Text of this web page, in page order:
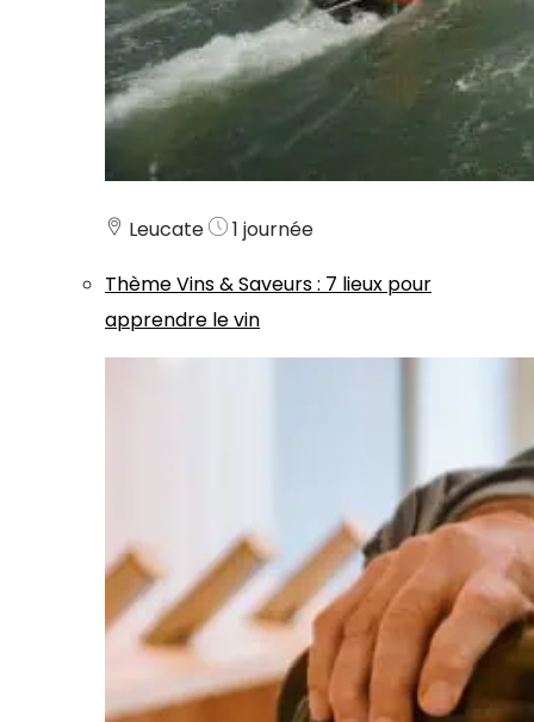
Leucate
1 journée
ThèmeVins & Saveurs: 7 lieux pour
apprendre le vin